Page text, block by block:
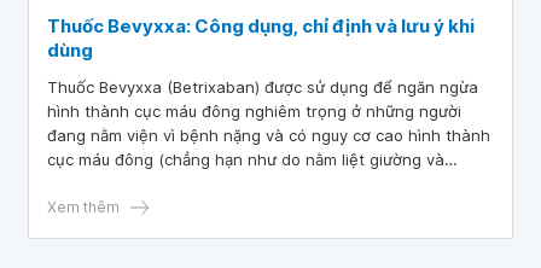
Thuốc Bevyxxa: Công dụng, chỉ định và lưu ý khi
dùng
Thuốc Bevyxxa (Betrixaban) được sử dụng để ngăn ngừa
hình thành cục máu đông nghiêm trọng ở những người
đang nằm viện vì bệnh nặng và có nguy cơ cao hình thành
cục máu đông (chẳng hạn như do nằm liệt giường và
Xem thêm